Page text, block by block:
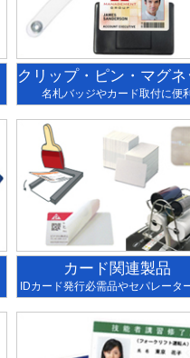
クリップ・ピン・マグネ
名札バッジやカード取付に便利
カード関連製品
IDカード発行必需品やセパレータ